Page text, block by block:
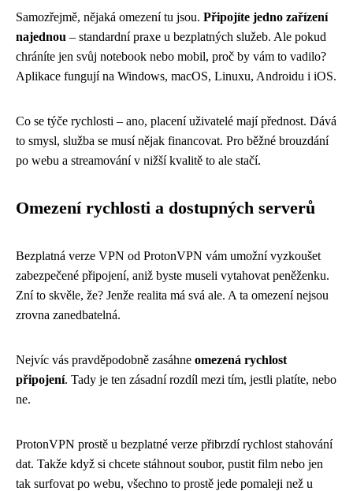
Samozřejmě, nějaká omezení tu jsou. Připojíte jedno zařízení
najednou – standardní praxe u bezplatných služeb. Ale pokud
chráníte jen svůj notebook nebo mobil, proč by vám to vadilo?
Aplikace fungují na Windows, macOS, Linuxu, Androidu i iOS.
Co se týče rychlosti – ano, placení uživatelé mají přednost. Dává
to smysl, služba se musí nějak financovat. Pro běžné brouzdání
po webu a streamování v nižší kvalitě to ale stačí.
Omezení rychlosti a dostupných serverů
Bezplatná verze VPN od ProtonVPN vám umožní vyzkoušet
zabezpečené připojení, aniž byste museli vytahovat peněženku.
Zní to skvěle, že? Jenže realita má svá ale. A ta omezení nejsou
zrovna zanedbatelná.
Nejvíc vás pravděpodobně zasáhne omezená rychlost
připojení. Tady je ten zásadní rozdíl mezi tím, jestli platíte, nebo
ne.
ProtonVPN prostě u bezplatné verze přibrzdí rychlost stahování
dat. Takže když si chcete stáhnout soubor, pustit film nebo jen
tak surfovat po webu, všechno to prostě jede pomaleji než u